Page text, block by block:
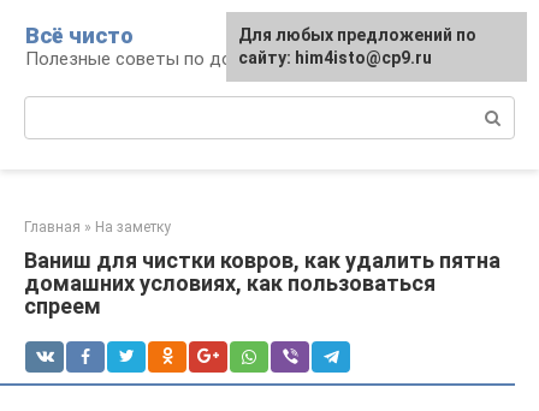
контенту
Всё чисто
Полезные советы по домоводству
Главная » На заметку
Ваниш для чистки ковров, как удалить пятна
домашних условиях, как пользоваться
спреем
Для любых предложений по
сайту: him4isto@cp9.ru